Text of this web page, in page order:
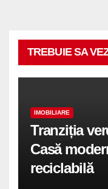
TREBUIE SA
IMOBILIARE
Tranziția
Casă
reciclabilă